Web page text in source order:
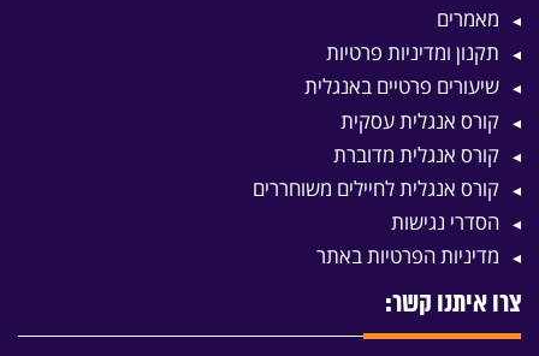
מאמרים
תקנון ומדיניות פרטיות
שיעורים פרטיים באנגלית
קורס אנגלית עסקית
קורס אנגלית מדוברת
קורס אנגלית לחיילים משוחררים
הסדרי נגישות
מדיניות הפרטיות באתר
צרו איתנו קשר: